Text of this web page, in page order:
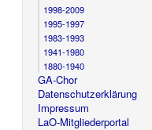
1998-2009
1995-1997
1983-1993
1941-1980
1880-1940
GA-Chor
Datenschutzerklärung
Impressum
LaO-Mitgliederportal